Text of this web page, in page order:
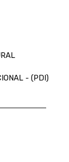
- (PDI)